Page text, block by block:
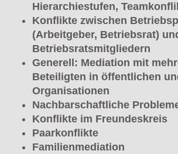
Hierarchiestufen,
Konflikte zwischen
(Arbeitgeber, Betriebsrat)
Betriebsratsmitgliedern
Generell: Mediation mit
Beteiligten in öffentlichen
Organisationen
Nachbarschaftliche
Konflikte im Freundeskreis
Paarkonflikte
Familienmediation